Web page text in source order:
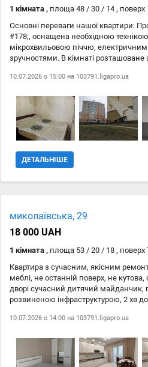
1 кімната , площа 48 / 30 / 14 , поверх
Основні переваги нашої квартири:
#178;, оснащена необхідною
мікрохвильовою піччю,
зручностями. В кімнаті
сучасний диван для ще більшої
раді обговорити ваші пропозиції
перегляд.
10.07.2026 о 15:00 на 103791.ligapro.ua
ДЕТАЛЬНІШЕ
миколаївська, 29
18 000 UAH
1 кімната , площа 53 / 20 / 18 , поверх
Квартира з сучасним, якісним
меблі, не останній поверх, не
дворі сучасний дитячий майданчик,
розвиненою інфраструктурою, 2 хв
показ!
10.07.2026 о 14:00 на 103791.ligapro.ua